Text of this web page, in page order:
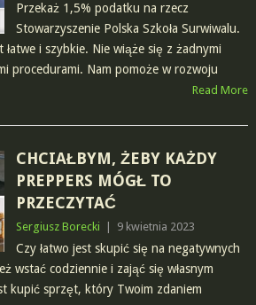
Przekaż 1,5% podatku na rzecz
Stowarzyszenie Polska Szkoła Surwiwalu.
i szybkie. Nie wiąże się z żadnymi
procedurami. Nam pomoże w rozwoju
Read More
CHCIAŁBYM, ŻEBY KAŻDY
PREPPERS MÓGŁ TO
PRZECZYTAĆ
Sergiusz Borecki 9 kwietnia 2023
Czy łatwo jest skupić się na negatywnych
wstać codziennie i zająć się własnym
kupić sprzęt, który Twoim zdaniem